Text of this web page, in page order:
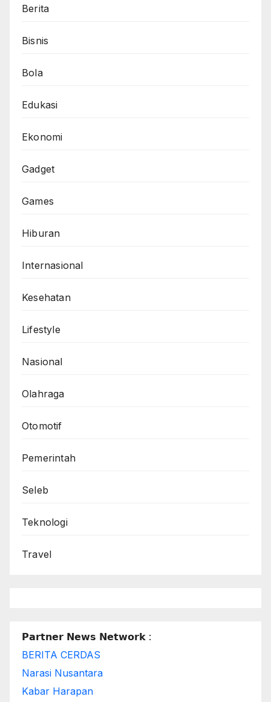
Berita
Bisnis
Bola
Edukasi
Ekonomi
Gadget
Games
Hiburan
Internasional
Kesehatan
Lifestyle
Nasional
Olahraga
Otomotif
Pemerintah
Seleb
Teknologi
Travel
𝗣𝗮𝗿𝘁𝗻𝗲𝗿 𝗡𝗲𝘄𝘀 𝗡𝗲𝘁𝘄𝗼𝗿𝗸 :
BERITA CERDAS
Narasi Nusantara
Kabar Harapan